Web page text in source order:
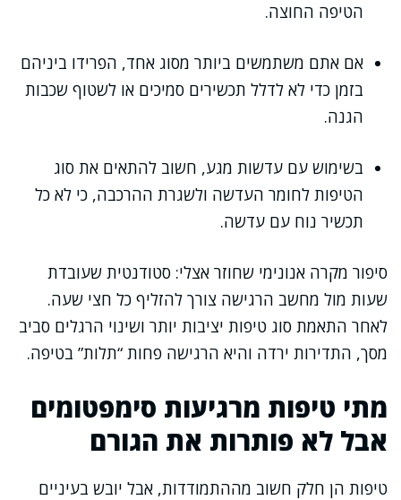
הטיפה החוצה.
אם אתם משתמשים ביותר מסוג אחד, הפרידו ביניהם
בזמן כדי לא לדלל תכשירים סמיכים או לשטוף שכבות
הגנה.
בשימוש עם עדשות מגע, חשוב להתאים את סוג
הטיפות לחומר העדשה ולשגרת ההרכבה, כי לא כל
תכשיר נוח עם עדשה.
סיפור מקרה אנונימי שחוזר אצלי: סטודנטית שעובדת
שעות מול מחשב הרגישה צורך להזליף כל חצי שעה.
לאחר התאמת סוג טיפות יציבות יותר ושינוי הרגלים סביב
מסך, התדירות ירדה והיא הרגישה פחות “תלות” בטיפה.
מתי טיפות מרגיעות סימפטומים
אבל לא פותרות את הגורם
טיפות הן חלק חשוב מההתמודדות, אבל יובש בעיניים